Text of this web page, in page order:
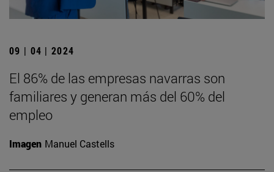
09 | 04 | 2024
El 86% de las empresas navarras son
familiares y generan más del 60% del
empleo
Imagen Manuel Castells